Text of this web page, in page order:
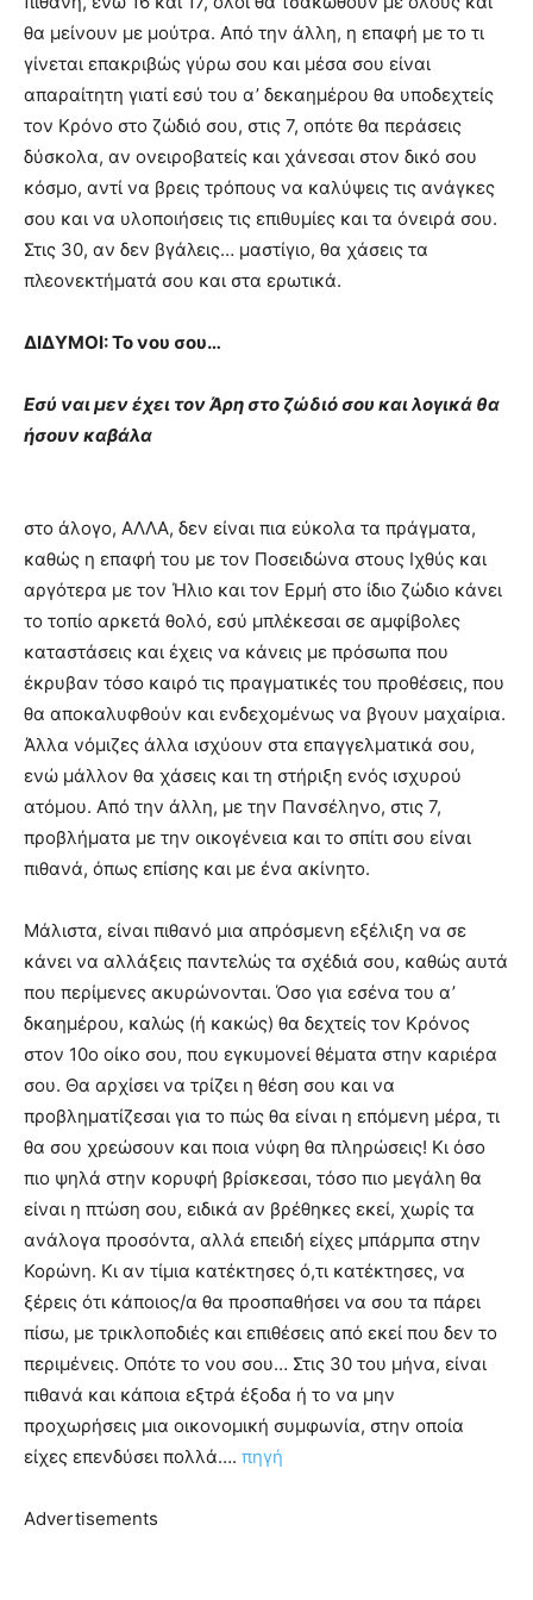
θα μείνουν με μούτρα. Από την άλλη, η επαφή με το τι
γίνεται επακριβώς γύρω σου και μέσα σου είναι
απαραίτητη γιατί εσύ του α’ δεκαημέρου θα υποδεχτείς
τον Κρόνο στο ζώδιό σου, στις 7, οπότε θα περάσεις
δύσκολα, αν ονειροβατείς και χάνεσαι στον δικό σου
κόσμο, αντί να βρεις τρόπους να καλύψεις τις ανάγκες
σου και να υλοποιήσεις τις επιθυμίες και τα όνειρά σου.
Στις 30, αν δεν βγάλεις… μαστίγιο, θα χάσεις τα
πλεονεκτήματά σου και στα ερωτικά.
ΔΙΔΥΜΟΙ: Το νου σου…
Εσύ ναι μεν έχει τον Άρη στο ζώδιό σου και λογικά θα
ήσουν καβάλα
στο άλογο, ΑΛΛΑ, δεν είναι πια εύκολα τα πράγματα,
καθώς η επαφή του με τον Ποσειδώνα στους Ιχθύς και
αργότερα με τον Ήλιο και τον Ερμή στο ίδιο ζώδιο κάνει
το τοπίο αρκετά θολό, εσύ μπλέκεσαι σε αμφίβολες
καταστάσεις και έχεις να κάνεις με πρόσωπα που
έκρυβαν τόσο καιρό τις πραγματικές του προθέσεις, που
θα αποκαλυφθούν και ενδεχομένως να βγουν μαχαίρια.
Άλλα νόμιζες άλλα ισχύουν στα επαγγελματικά σου,
ενώ μάλλον θα χάσεις και τη στήριξη ενός ισχυρού
ατόμου. Από την άλλη, με την Πανσέληνο, στις 7,
προβλήματα με την οικογένεια και το σπίτι σου είναι
πιθανά, όπως επίσης και με ένα ακίνητο.
Μάλιστα, είναι πιθανό μια απρόσμενη εξέλιξη να σε
κάνει να αλλάξεις παντελώς τα σχέδιά σου, καθώς αυτά
που περίμενες ακυρώνονται. Όσο για εσένα του α’
δκαημέρου, καλώς (ή κακώς) θα δεχτείς τον Κρόνος
στον 10ο οίκο σου, που εγκυμονεί θέματα στην καριέρα
σου. Θα αρχίσει να τρίζει η θέση σου και να
προβληματίζεσαι για το πώς θα είναι η επόμενη μέρα, τι
θα σου χρεώσουν και ποια νύφη θα πληρώσεις! Κι όσο
πιο ψηλά στην κορυφή βρίσκεσαι, τόσο πιο μεγάλη θα
είναι η πτώση σου, ειδικά αν βρέθηκες εκεί, χωρίς τα
ανάλογα προσόντα, αλλά επειδή είχες μπάρμπα στην
Κορώνη. Κι αν τίμια κατέκτησες ό,τι κατέκτησες, να
ξέρεις ότι κάποιος/α θα προσπαθήσει να σου τα πάρει
πίσω, με τρικλοποδιές και επιθέσεις από εκεί που δεν το
περιμένεις. Οπότε το νου σου… Στις 30 του μήνα, είναι
πιθανά και κάποια εξτρά έξοδα ή το να μην
προχωρήσεις μια οικονομική συμφωνία, στην οποία
είχες επενδύσει πολλά…. πηγή
Advertisements